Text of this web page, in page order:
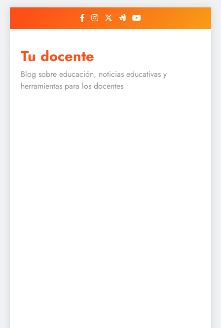
Tu docente
Blog sobre educación, noticias educativas y
herramientas para los docentes